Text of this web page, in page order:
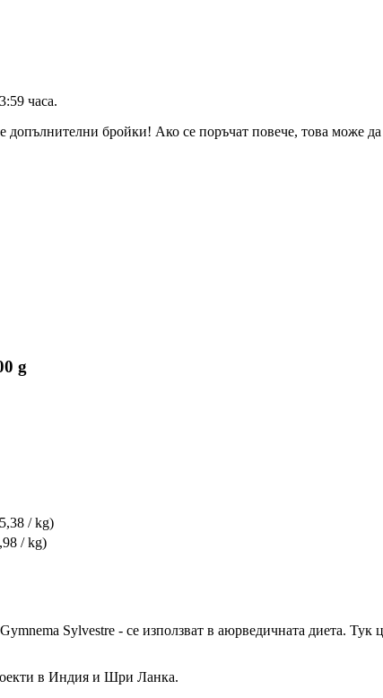
часа.
бройки! Ако се поръчат повече, това може да
g
/ kg)
/ kg)
Sylvestre - се използват в аюрведичната диета. Тук
в Индия и Шри Ланка.